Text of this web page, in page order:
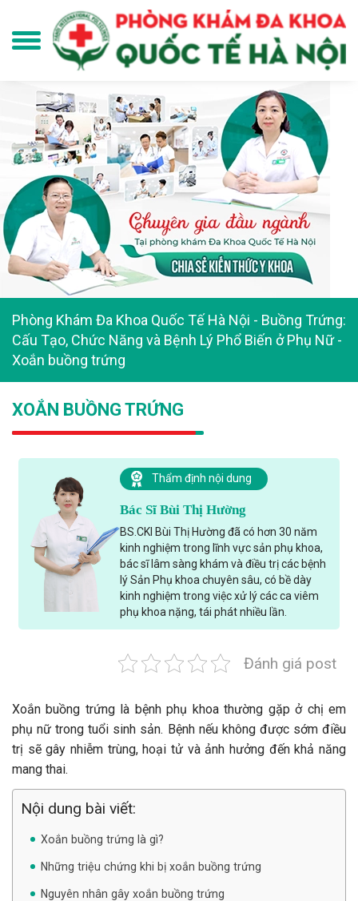
Phòng Khám Đa Khoa Quốc Tế Hà Nội - Buồng Trứng:
Cấu Tạo, Chức Năng và Bệnh Lý Phổ Biến ở Phụ Nữ-
Xoắn buồng trứng
XOẮN BUỒNG TRỨNG
Thẩm định nội dung
Bác Sĩ Bùi Thị Hường
BS.CKI Bùi Thị Hường đã có hơn 30 năm
kinh nghiệm trong lĩnh vực sản phụ khoa,
bác sĩ lâm sàng khám và điều trị các bệnh
lý Sản Phụ khoa chuyên sâu, có bề dày
kinh nghiệm trong việc xử lý các ca viêm
phụ khoa nặng, tái phát nhiều lần.
Đánh giá post
Xoắn buồng trứng là bệnh phụ khoa thường gặp ở chị em
phụ nữ trong tuổi sinh sản. Bệnh nếu không được sớm điều
trị sẽ gây nhiễm trùng, hoại tử và ảnh hưởng đến khả năng
mang thai.
Nội dung bài viết:
Xoắn buồng trứng là gì?
Những triệu chứng khi bị xoắn buồng trứng
Nguyên nhân gây xoắn buồng trứng